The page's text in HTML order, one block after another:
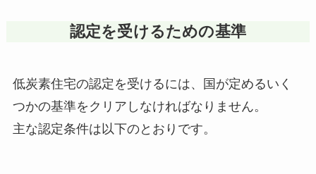
認定を受けるための基準
低炭素住宅の認定を受けるには、国が定めるいく
つかの基準をクリアしなければなりません。
主な認定条件は以下のとおりです。